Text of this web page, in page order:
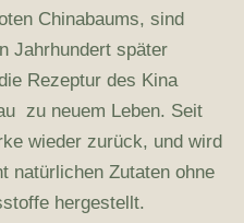
Chinabaums, sind
Jahrhundert später
Rezeptur des Kina
zu neuem Leben. Seit
wieder zurück, und wird
natürlichen Zutaten ohne
hergestellt.